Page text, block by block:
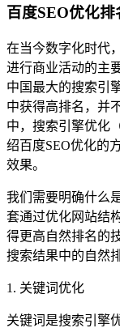
百度SEO优化
在当今数字化时代
进行商业活动的主
中国最大的搜索引
中获得高排名，并
中，搜索引擎优化
绍百度SEO优化的
效果。
我们需要明确什么
套通过优化网站结
得更高自然排名的
搜索结果中的自然
1. 关键词优化
关键词是搜索引擎